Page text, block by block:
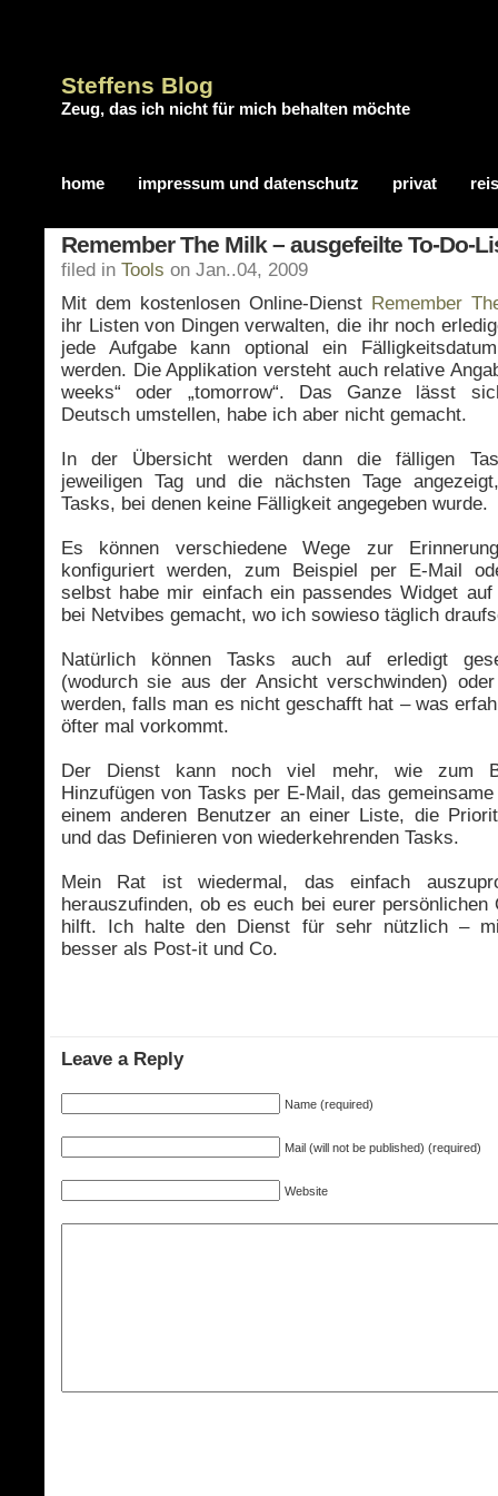
Steffens Blog
Zeug, das ich nicht für mich behalten möchte
home impressum und datenschutz privat
Remember The Milk – ausgefeilte To-Do-
filed in Tools on Jan..04, 2009
Mit dem kostenlosen Online-Dienst Remember
ihr Listen von Dingen verwalten, die ihr noch
jede Aufgabe kann optional ein
werden. Die Applikation versteht auch relative
weeks“ oder „tomorrow“. Das Ganze lässt
Deutsch umstellen, habe ich aber nicht gemacht.
In der Übersicht werden dann die fälligen
jeweiligen Tag und die nächsten Tage
Tasks, bei denen keine Fälligkeit angegeben wurde.
Es können verschiedene Wege zur
konfiguriert werden, zum Beispiel per E-Mail
selbst habe mir einfach ein passendes Widget auf
bei Netvibes gemacht, wo ich sowieso täglich
Natürlich können Tasks auch auf erledigt
(wodurch sie aus der Ansicht verschwinden)
werden, falls man es nicht geschafft hat – was
öfter mal vorkommt.
Der Dienst kann noch viel mehr, wie zum
Hinzufügen von Tasks per E-Mail, das
einem anderen Benutzer an einer Liste, die
und das Definieren von wiederkehrenden Tasks.
Mein Rat ist wiedermal, das einfach
herauszufinden, ob es euch bei eurer persönlichen
hilft. Ich halte den Dienst für sehr nützlich –
besser als Post-it und Co.
Leave a Reply
Name (required)
Mail (will not be published) (required)
Website